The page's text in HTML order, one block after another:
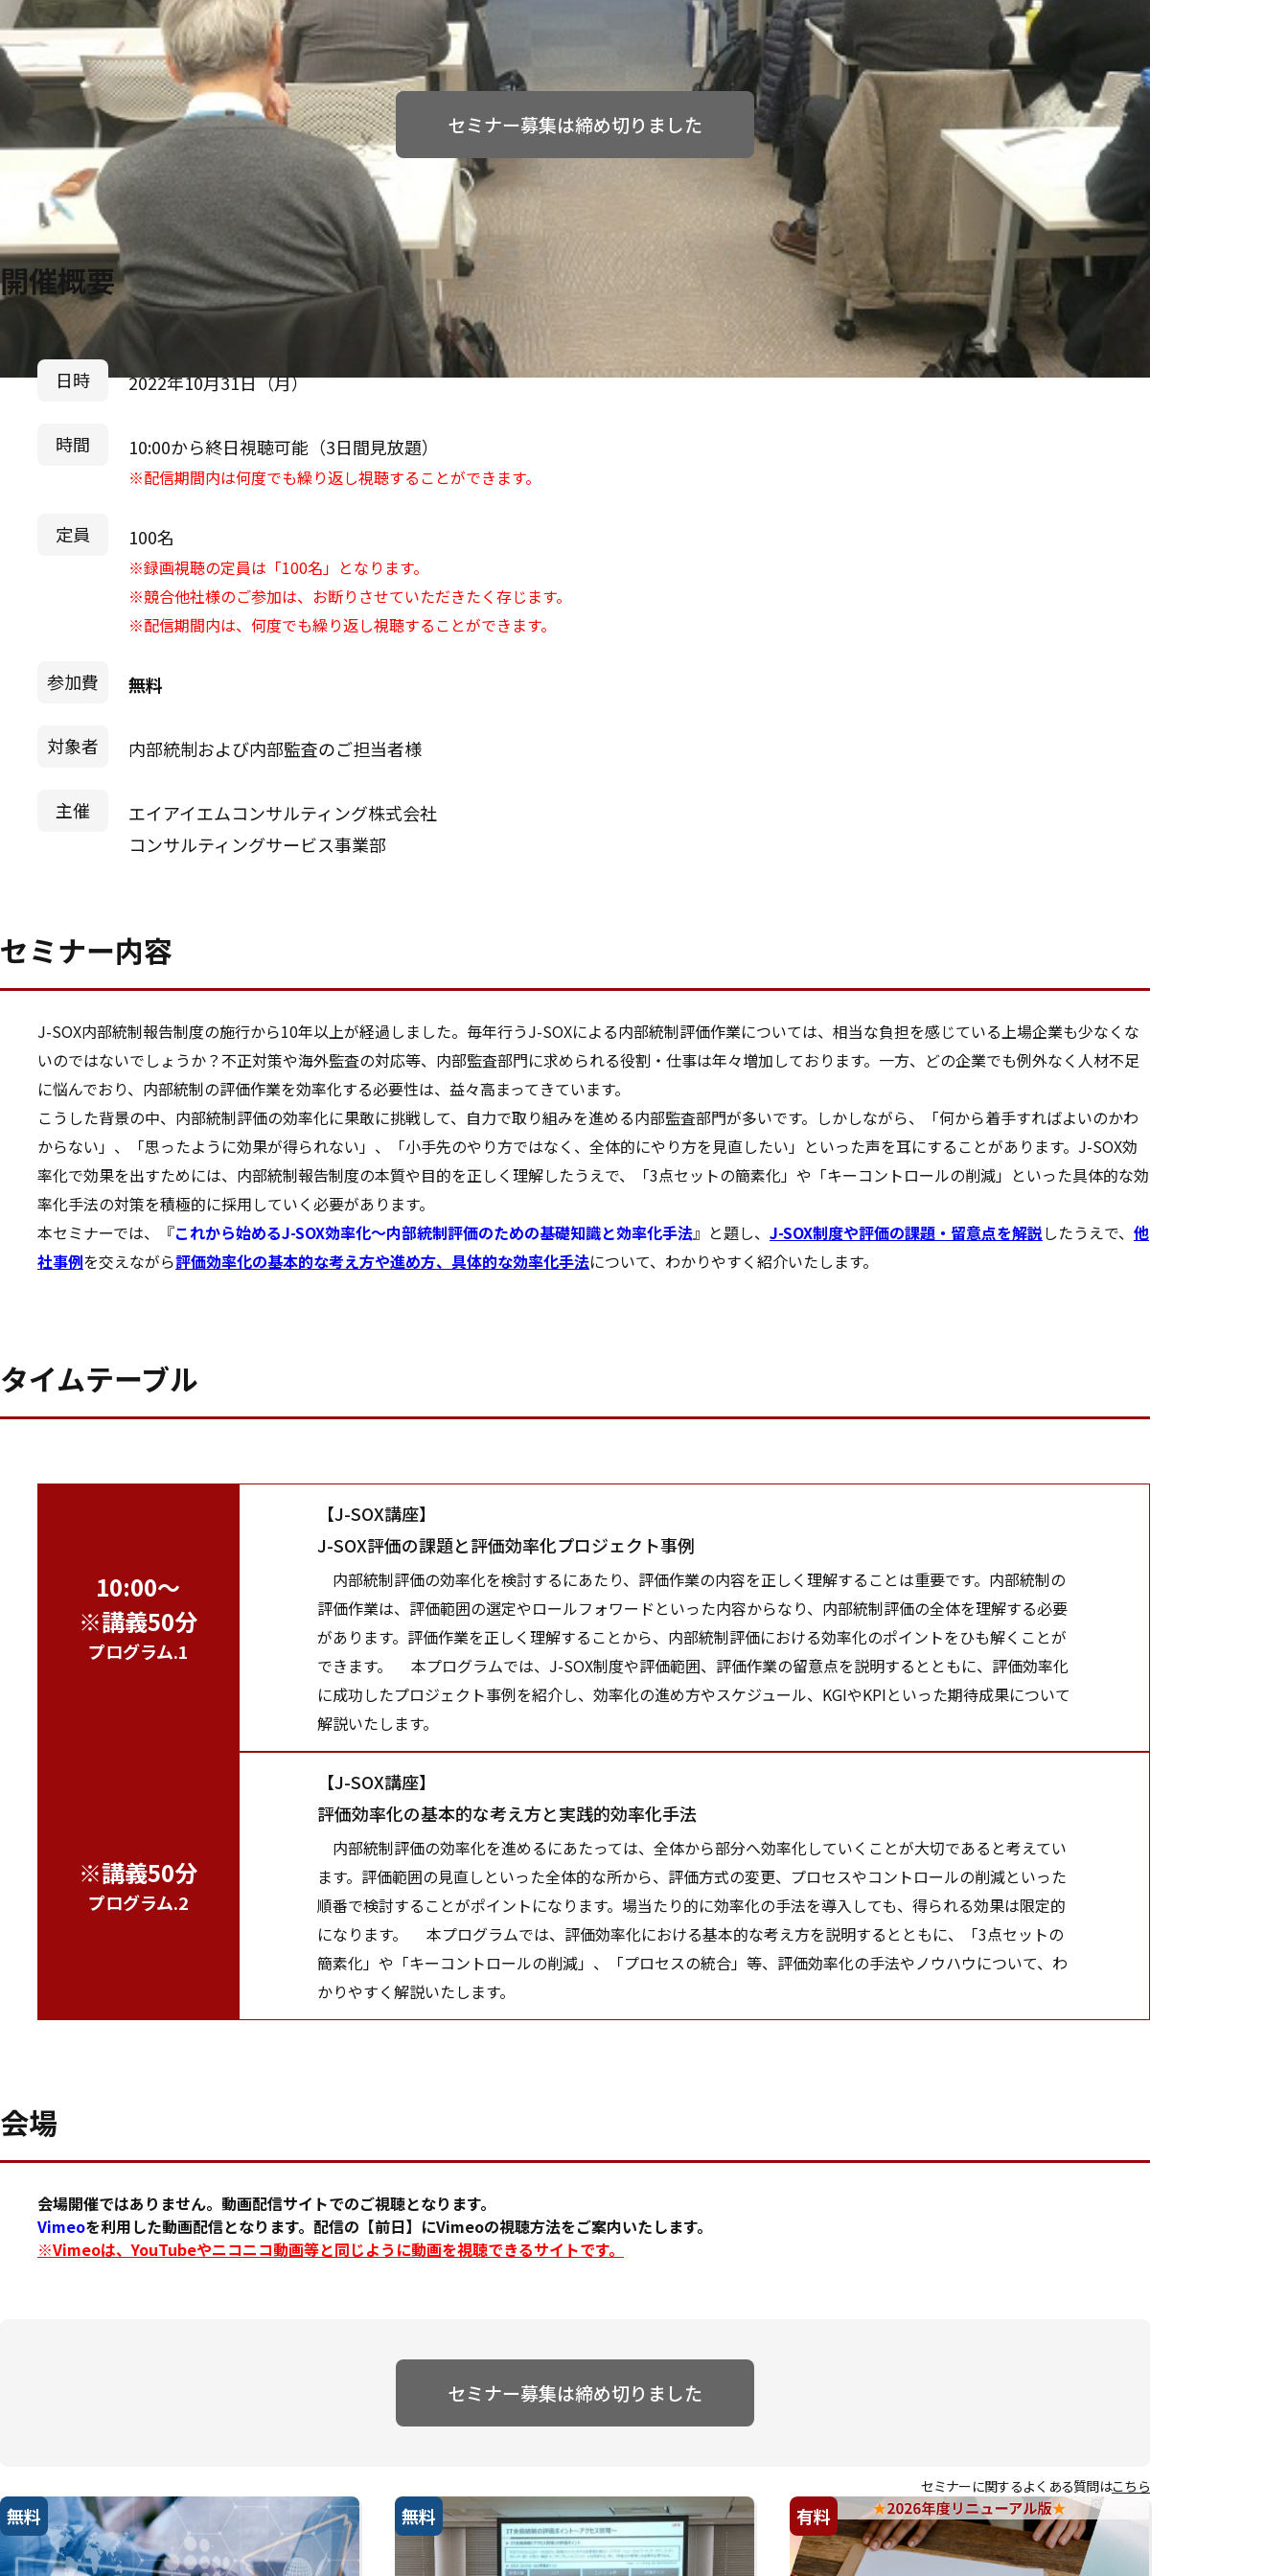
セミナー募集は締め切りました
開催概要
日時 2022年10月31日（月）
時間 10:00から終日視聴可能（3日間見放題）
※配信期間内は何度でも繰り返し視聴することができます。
定員 100名
※録画視聴の定員は「100名」となります。
※競合他社様のご参加は、お断りさせていただきたく存じます。
※配信期間内は、何度でも繰り返し視聴することができます。
参加費 無料
対象者 内部統制および内部監査のご担当者様
主催
エイアイエムコンサルティング株式会社
コンサルティングサービス事業部
セミナー内容
J-SOX内部統制報告制度の施行から10年以上が経過しました。毎年行うJ-SOXによる内部統制評価作業については、相当な負担を感じている上場企業も少なくな
いのではないでしょうか？不正対策や海外監査の対応等、内部監査部門に求められる役割・仕事は年々増加しております。一方、どの企業でも例外なく人材不足
に悩んでおり、内部統制の評価作業を効率化する必要性は、益々高まってきています。
こうした背景の中、内部統制評価の効率化に果敢に挑戦して、自力で取り組みを進める内部監査部門が多いです。しかしながら、「何から着手すればよいのかわ
からない」、「思ったように効果が得られない」、「小手先のやり方ではなく、全体的にやり方を見直したい」といった声を耳にすることがあります。J-SOX効
率化で効果を出すためには、内部統制報告制度の本質や目的を正しく理解したうえで、「3点セットの簡素化」や「キーコントロールの削減」といった具体的な効
率化手法の対策を積極的に採用していく必要があります。
本セミナーでは、『これから始めるJ-SOX効率化～内部統制評価のための基礎知識と効率化手法』と題し、 J-SOX制度や評価の課題・留意点を解説したうえで、 他
社事例を交えながら評価効率化の基本的な考え方や進め方、具体的な効率化手法について、わかりやすく紹介いたします。
タイムテーブル
10:00～
※講義50分
プログラム.1
【J-SOX講座】
J-SOX評価の課題と評価効率化プロジェクト事例
内部統制評価の効率化を検討するにあたり、評価作業の内容を正しく理解することは重要です。内部統制の
評価作業は、評価範囲の選定やロールフォワードといった内容からなり、内部統制評価の全体を理解する必要
があります。評価作業を正しく理解することから、内部統制評価における効率化のポイントをひも解くことが
できます。 本プログラムでは、J-SOX制度や評価範囲、評価作業の留意点を説明するとともに、評価効率化
に成功したプロジェクト事例を紹介し、効率化の進め方やスケジュール、KGIやKPIといった期待成果について
解説いたします。
※講義50分
プログラム.2
【J-SOX講座】
評価効率化の基本的な考え方と実践的効率化手法
内部統制評価の効率化を進めるにあたっては、全体から部分へ効率化していくことが大切であると考えてい
ます。評価範囲の見直しといった全体的な所から、評価方式の変更、プロセスやコントロールの削減といった
順番で検討することがポイントになります。場当たり的に効率化の手法を導入しても、得られる効果は限定的
になります。 本プログラムでは、評価効率化における基本的な考え方を説明するとともに、「3点セットの
簡素化」や「キーコントロールの削減」、「プロセスの統合」等、評価効率化の手法やノウハウについて、わ
かりやすく解説いたします。
会場
会場開催ではありません。動画配信サイトでのご視聴となります。
Vimeoを利用した動画配信となります。配信の【前日】にVimeoの視聴方法をご案内いたします。
※Vimeoは、YouTubeやニコニコ動画等と同じように動画を視聴できるサイトです。
セミナー募集は締め切りました
セミナーに関するよくある質問はこちら
無料 無料 有料